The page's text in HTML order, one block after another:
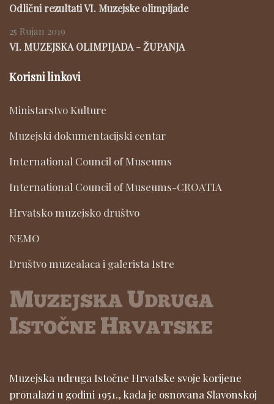
Odlični rezultati VI. Muzejske olimpijade
25 Rujan 2019
VI. MUZEJSKA OLIMPIJADA - ŽUPANJA
Korisni linkovi
Ministarstvo Kulture
Muzejski dokumentacijski centar
International Council of Museums
International Council of Museums-CROATIA
Hrvatsko muzejsko društvo
NEMO
Društvo muzealaca i galerista Istre
Muzejska udruga Istočne Hrvatske svoje korijene
pronalazi u godini 1951., kada je osnovana Slavonskoj